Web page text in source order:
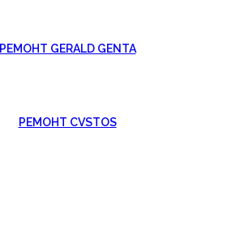
РЕМОНТ GERALD GENTA
РЕМОНТ CVSTOS